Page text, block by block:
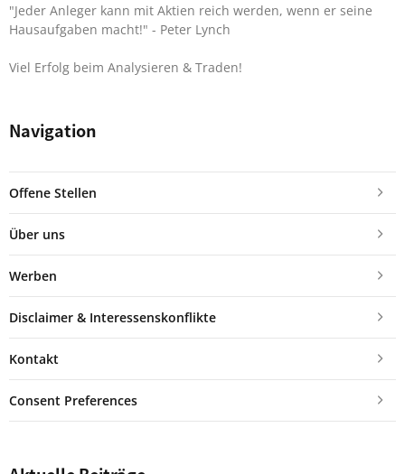
"Jeder Anleger kann mit Aktien reich werden, wenn er seine
Hausaufgaben macht!" - Peter Lynch
Viel Erfolg beim Analysieren & Traden!
Navigation
Offene Stellen
Über uns
Werben
Disclaimer & Interessenskonflikte
Kontakt
Consent Preferences